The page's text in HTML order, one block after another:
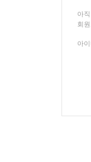
아
회
아